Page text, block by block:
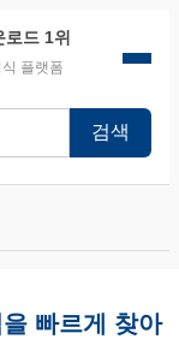
드 1위
플랫폼
검색
빠르게 찾아